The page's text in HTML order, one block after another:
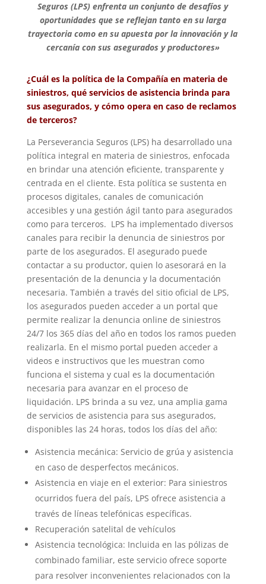
Seguros (LPS) enfrenta un conjunto de desafíos y
oportunidades que se reflejan tanto en su larga
trayectoria como en su apuesta por la innovación y la
cercanía con sus asegurados y productores»
¿Cuál es la política de la Compañía en materia de
siniestros, qué servicios de asistencia brinda para
sus asegurados, y cómo opera en caso de reclamos
de terceros?
La Perseverancia Seguros (LPS) ha desarrollado una
política integral en materia de siniestros, enfocada
en brindar una atención eficiente, transparente y
centrada en el cliente. Esta política se sustenta en
procesos digitales, canales de comunicación
accesibles y una gestión ágil tanto para asegurados
como para terceros. LPS ha implementado diversos
canales para recibir la denuncia de siniestros por
parte de los asegurados. El asegurado puede
contactar a su productor, quien lo asesorará en la
presentación de la denuncia y la documentación
necesaria. También a través del sitio oficial de LPS,
los asegurados pueden acceder a un portal que
permite realizar la denuncia online de siniestros
24/7 los 365 días del año en todos los ramos pueden
realizarla. En el mismo portal pueden acceder a
videos e instructivos que les muestran como
funciona el sistema y cual es la documentación
necesaria para avanzar en el proceso de
liquidación. LPS brinda a su vez, una amplia gama
de servicios de asistencia para sus asegurados,
disponibles las 24 horas, todos los días del año:
Asistencia mecánica: Servicio de grúa y asistencia
en caso de desperfectos mecánicos.
Asistencia en viaje en el exterior: Para siniestros
ocurridos fuera del país, LPS ofrece asistencia a
través de líneas telefónicas específicas.
Recuperación satelital de vehículos
Asistencia tecnológica: Incluida en las pólizas de
combinado familiar, este servicio ofrece soporte
para resolver inconvenientes relacionados con la